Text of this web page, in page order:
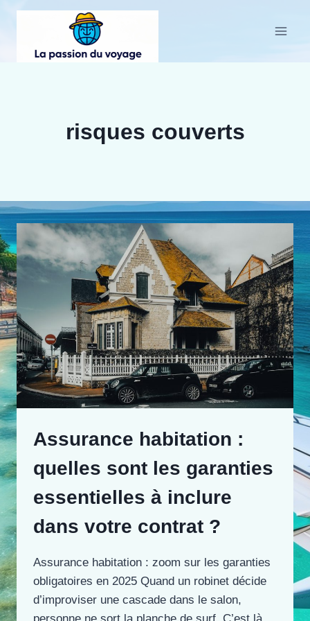
Aller
contenu
risques couverts
Assurance habitation :
quelles sont les garanties
essentielles à inclure
dans votre contrat ?
Assurance habitation : zoom sur les garanties
obligatoires en 2025 Quand un robinet décide
d’improviser une cascade dans le salon,
personne ne sort la planche de surf. C’est là